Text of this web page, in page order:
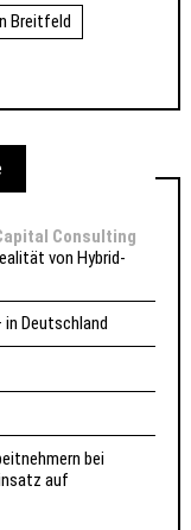
Breitfeld
Consulting
von Hybrid-
Deutschland
bei
auf